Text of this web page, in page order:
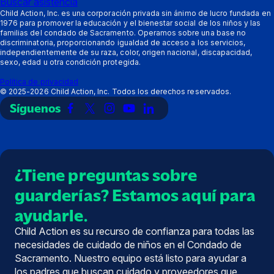
Formas
de
apoyar
disparo:
Recursos
de
disparo:
Acerca
de
Child Action, Inc. es una corporación privada sin ánimo de lucro fundada en
1976 para promover la educación y el bienestar social de los niños y las
familias del condado de Sacramento. Operamos sobre una base no
discriminatoria, proporcionando igualdad de acceso a los servicios,
independientemente de su raza, color, origen nacional, discapacidad,
sexo, edad u otra condición protegida.
Política de privacidad
© 2025-2026 Child Action, Inc. Todos los derechos reservados.
SíguenosEnlace
a
Enlace
a
(Twitter)
Enlace
a
Enlace
a
Enlace
a
¿Tiene preguntas sobre
guarderías? Estamos aquí para
ayudarle.
Child Action es su recurso de confianza para todas las
necesidades de cuidado de niños en el Condado de
Sacramento. Nuestro equipo está listo para ayudar a
los padres que buscan cuidado y proveedores que